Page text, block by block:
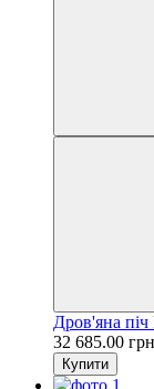
Дров'яна
32 685.00 грн
Купити